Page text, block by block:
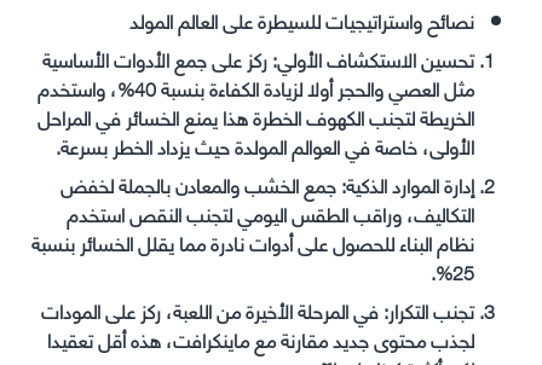
نصائح واستراتيجيات للسيطرة على العالم المولد
تحسين الاستكشاف الأولي: ركز على جمع الأدوات الأساسية
مثل العصي والحجر أولا لزيادة الكفاءة بنسبة 40%، واستخدم
الخريطة لتجنب الكهوف الخطرة هذا يمنع الخسائر في المراحل
الأولى، خاصة في العوالم المولدة حيث يزداد الخطر بسرعة.
إدارة الموارد الذكية: جمع الخشب والمعادن بالجملة لخفض
التكاليف، وراقب الطقس اليومي لتجنب النقص استخدم
نظام البناء للحصول على أدوات نادرة مما يقلل الخسائر بنسبة
25%.
تجنب التكرار: في المرحلة الأخيرة من اللعبة، ركز على المودات
لجذب محتوى جديد مقارنة مع ماينكرافت، هذه أقل تعقيدا